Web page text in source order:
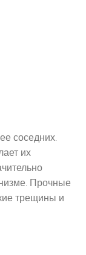
соседних.
их
Прочные
трещины и